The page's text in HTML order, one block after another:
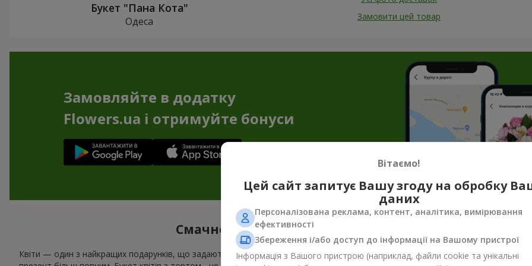
Букет "Пана Кота"
Одеса
Замовити цей товар
Замовляйте в додатку
Flowers.ua і отримуйте бонуси
Смачне доповнення до квітів — торт як подарунок
Квіти — один з найкращих подарунків, що задають настрій і створюють незабутню атмосферу. Але букет квітів з тортом
Вітаємо!
Цей сайт запитує Вашу згоду на обробку
даних
Персоналізована реклама, контент, аналітика, вимірювання
ефективності
Збереження і/або доступ до інформації на Вашому пристрої
Інформація з Вашого пристрою (наприклад, файли cookie та унікальні